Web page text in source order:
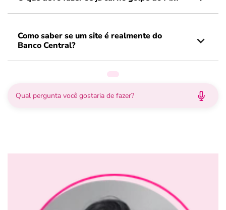
Como saber se um site é realmente do
Banco Central?